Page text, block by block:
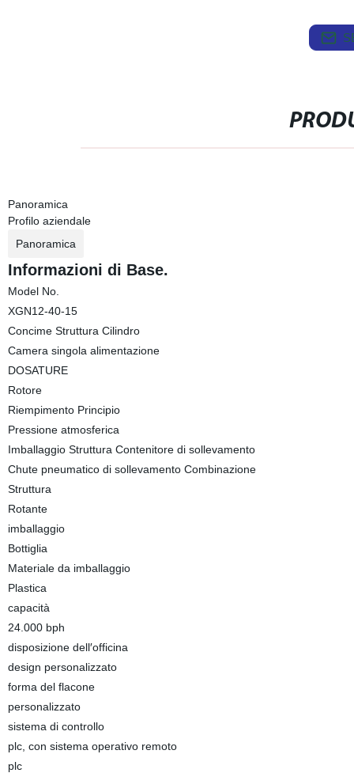
Panoramica
Profilo aziendale
Panoramica
Informazioni di Base.
Model No.
XGN12-40-15
Concime Struttura Cilindro
Camera singola alimentazione
DOSATURE
Rotore
Riempimento Principio
Pressione atmosferica
Imballaggio Struttura Contenitore di sollevamento
Chute pneumatico di sollevamento Combinazione
Struttura
Rotante
imballaggio
Bottiglia
Materiale da imballaggio
Plastica
capacità
24.000 bph
disposizione dell′officina
design personalizzato
forma del flacone
personalizzato
sistema di controllo
plc, con sistema operativo remoto
plc